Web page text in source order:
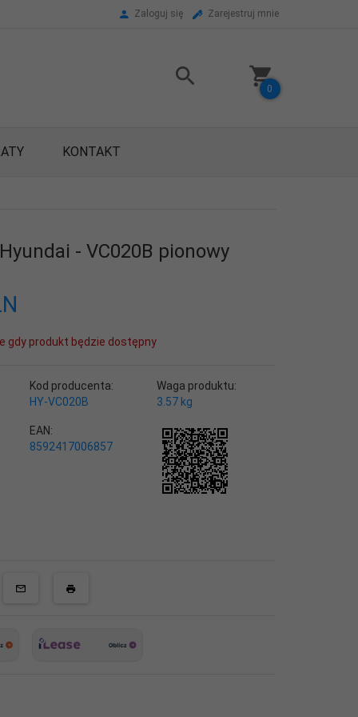
Zaloguj się Zarejestruj mnie
0
KONTAKT
- VC020B pionowy
gdy produkt będzie dostępny
Kod producenta:
HY-VC020B
Waga produktu:
3.57 kg
EAN:
8592417006857